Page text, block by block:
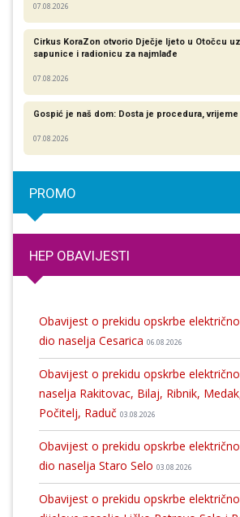
07.08.2026
Cirkus KoraZon otvorio Dječje ljeto u Otočcu
sapunice i radionicu za najmlađe
07.08.2026
Gospić je naš dom: Dosta je procedura,
07.08.2026
PROMO
HEP OBAVIJESTI
Obavijest o prekidu opskrbe
dio naselja Cesarica 06.08.2026
Obavijest o prekidu opskrbe
naselja Rakitovac, Bilaj, Ribnik,
Počitelj, Raduč 03.08.2026
Obavijest o prekidu opskrbe
dio naselja Staro Selo 03.08.2026
Obavijest o prekidu opskrbe